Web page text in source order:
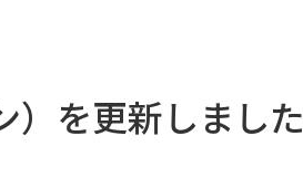
）を更新しました